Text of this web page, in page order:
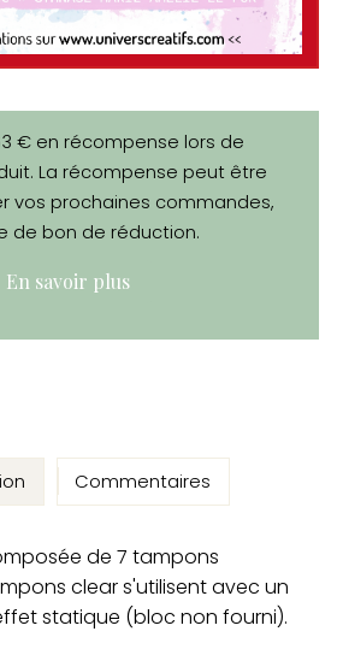
€ en récompense lors de
La récompense peut être
vos prochaines commandes,
de bon de réduction.
En savoir plus
de 7 tampons
clear s'utilisent avec un
statique (bloc non fourni).
Commentaires